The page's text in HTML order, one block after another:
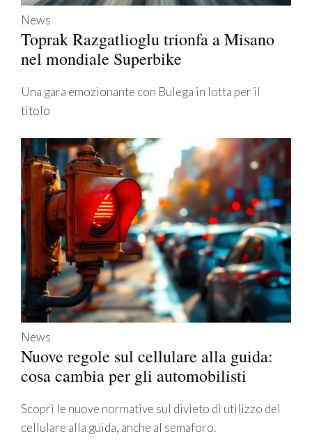
News
Toprak Razgatlioglu trionfa a Misano
nel mondiale Superbike
Una gara emozionante con Bulega in lotta per il
titolo
News
Nuove regole sul cellulare alla guida:
cosa cambia per gli automobilisti
Scopri le nuove normative sul divieto di utilizzo del
cellulare alla guida, anche al semaforo.